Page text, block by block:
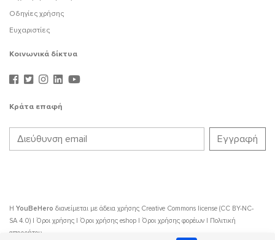
Οδηγίες χρήσης
Ευχαριστίες
Κοινωνικά δίκτυα
Κράτα επαφή
Η YouBeHero διανείμεται με άδεια χρήσης Creative Commons license (CC BY-NC-
SA 4.0)
Όροι χρήσης Όροι χρήσης eshop Όροι χρήσης φορέων
Πολιτική
απορρήτου